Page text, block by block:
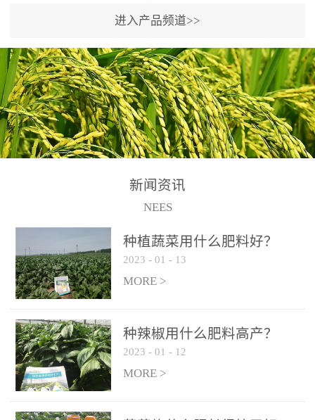
次。移栽前使用，储存在
苗株体内，移栽后，逐步
释放并快速补充营养。3、
作为补氮肥使用：30-100
倍喷施，在开花前期、幼
果期及采摘后各施一次，
间隔2-3周喷施一次。4、
作为叶面肥喷施使用：稀
周喷施一次。5、冲施及滴
灌：亩用量2-3公斤，冲施
进水75%后再进肥效果更
佳。
均可。3、沟施穴施:幼树
环状沟施，每棵用150-
200g，成年树放射状沟
施，每棵用0.5kg-1kg，可
拌肥施，也可拌土施。4、
拌苗床土：每平方米苗床
土用本品1kg-2kg与苗床土
混匀后播种。5、园林盆
土用本品30g-50g追肥或作
底肥。
【通用名称】有机水溶肥
料【产品剂型】水剂【产
品规格】5kg、20kg【技术
指标】有机质≥200g/L、
N+K2O70g/L、PH:6.5-
8.5、水不溶物≤50g/L【执
行标准】NY/T3831-
(2019)准字15306号【使用
灌及无土栽培和营养液的
配方施肥。1、苗期冲施、
滴灌:3-5kg/亩/次(45-75kg/
公顷/次)。2、花前花后或
生长前期︰冲施、滴灌2.5-
5kg/亩/次配合大量元素水
溶肥一起使用，花芽、花
苞饱满，座果率高。3、幼
【通用名称】有机水溶肥
料【产品剂型】水剂【产
品规格】5kg、20kg【技术
指标】有机质≥200g/L、
N+K2O70g/L、PH:6.5-
8.5、水不溶物≤50g/L【执
行标准】NY/T3831-
(2019)准字15306号【使用
方法】适合于基施、追
灌及无土栽培和营养液的
配方施肥。1、苗期冲施、
5kg/亩/次配合大量元素水
进入产品频道>>
新闻资讯
NEES
种植蔬菜用什么肥料好？
2023 - 01 - 13
MORE >
种辣椒用什么肥料高产？
2023 - 01 - 12
MORE >